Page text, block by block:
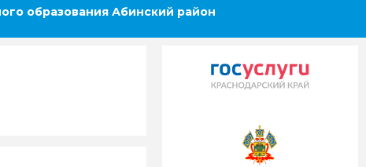
образования Абинский район